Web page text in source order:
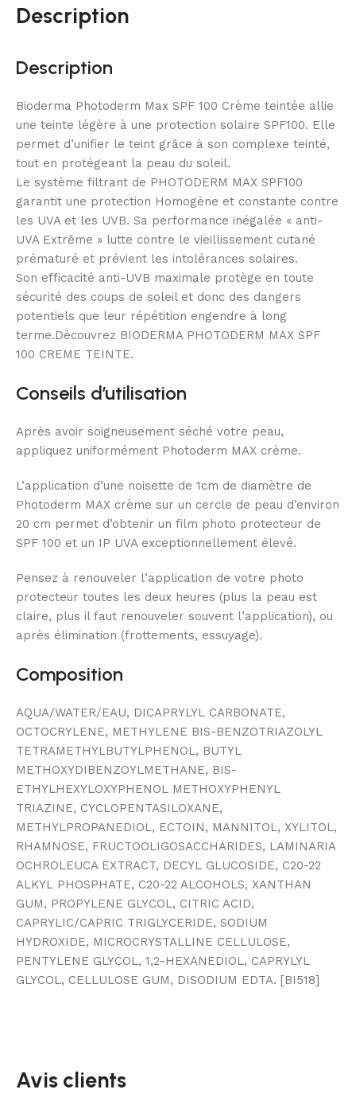
Description
Description
Bioderma Photoderm Max SPF 100 Crème teintée allie
une teinte légère à une protection solaire SPF100. Elle
permet d’unifier le teint grâce à son complexe teinté,
tout en protégeant la peau du soleil.
Le système filtrant de PHOTODERM MAX SPF100
garantit une protection Homogène et constante contre
les UVA et les UVB. Sa performance inégalée « anti-
UVA Extrême » lutte contre le vieillissement cutané
prématuré et prévient les intolérances solaires.
Son efficacité anti-UVB maximale protège en toute
sécurité des coups de soleil et donc des dangers
potentiels que leur répétition engendre à long
terme.Découvrez BIODERMA PHOTODERM MAX SPF
100 CREME TEINTE.
Conseils d’utilisation
Après avoir soigneusement séché votre peau,
appliquez uniformément Photoderm MAX crème.
L’application d’une noisette de 1cm de diamètre de
Photoderm MAX crème sur un cercle de peau d’environ
20 cm permet d’obtenir un film photo protecteur de
SPF 100 et un IP UVA exceptionnellement élevé.
Pensez à renouveler l’application de votre photo
protecteur toutes les deux heures (plus la peau est
claire, plus il faut renouveler souvent l’application), ou
après élimination (frottements, essuyage).
Composition
AQUA/WATER/EAU, DICAPRYLYL CARBONATE,
OCTOCRYLENE, METHYLENE BIS-BENZOTRIAZOLYL
TETRAMETHYLBUTYLPHENOL, BUTYL
METHOXYDIBENZOYLMETHANE, BIS-
ETHYLHEXYLOXYPHENOL METHOXYPHENYL
TRIAZINE, CYCLOPENTASILOXANE,
METHYLPROPANEDIOL, ECTOIN, MANNITOL, XYLITOL,
RHAMNOSE, FRUCTOOLIGOSACCHARIDES, LAMINARIA
OCHROLEUCA EXTRACT, DECYL GLUCOSIDE, C20-22
ALKYL PHOSPHATE, C20-22 ALCOHOLS, XANTHAN
GUM, PROPYLENE GLYCOL, CITRIC ACID,
CAPRYLIC/CAPRIC TRIGLYCERIDE, SODIUM
HYDROXIDE, MICROCRYSTALLINE CELLULOSE,
PENTYLENE GLYCOL, 1,2-HEXANEDIOL, CAPRYLYL
GLYCOL, CELLULOSE GUM, DISODIUM EDTA. [BI518]
Avis clients